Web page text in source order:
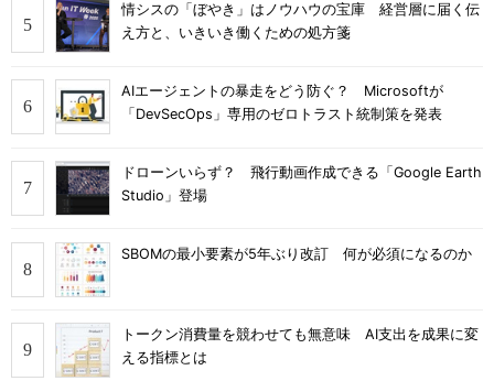
情シスの「ぼやき」はノウハウの宝庫 経営層に届く伝
え方と、いきいき働くための処方箋
AIエージェントの暴走をどう防ぐ？ Microsoftが
「DevSecOps」専用のゼロトラスト統制策を発表
ドローンいらず？ 飛行動画作成できる「Google Earth
Studio」登場
SBOMの最小要素が5年ぶり改訂 何が必須になるのか
トークン消費量を競わせても無意味 AI支出を成果に変
える指標とは